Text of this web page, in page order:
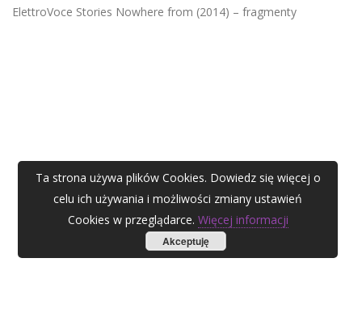
ElettroVoce Stories Nowhere from (2014) – fragmenty
Ta strona używa plików Cookies. Dowiedz się więcej o
celu ich używania i możliwości zmiany ustawień
Cookies w przeglądarce. Więcej informacji
Akceptuję